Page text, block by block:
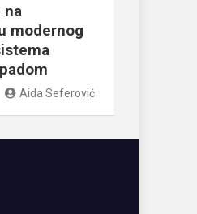
na
modernog
Aida Seferović